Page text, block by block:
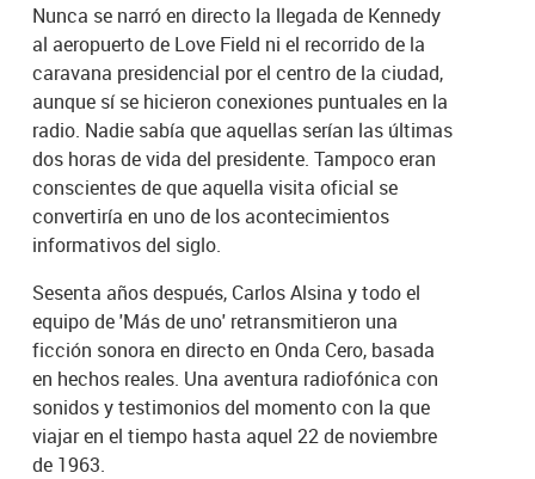
Nunca se narró en directo la llegada de Kennedy
al aeropuerto de Love Field ni el recorrido de la
caravana presidencial por el centro de la ciudad,
aunque sí se hicieron conexiones puntuales en la
radio. Nadie sabía que aquellas serían las últimas
dos horas de vida del presidente. Tampoco eran
conscientes de que aquella visita oficial se
convertiría en uno de los acontecimientos
informativos del siglo.
Sesenta años después, Carlos Alsina y todo el
equipo de 'Más de uno' retransmitieron una
ficción sonora en directo en Onda Cero, basada
en hechos reales. Una aventura radiofónica con
sonidos y testimonios del momento con la que
viajar en el tiempo hasta aquel 22 de noviembre
de 1963.